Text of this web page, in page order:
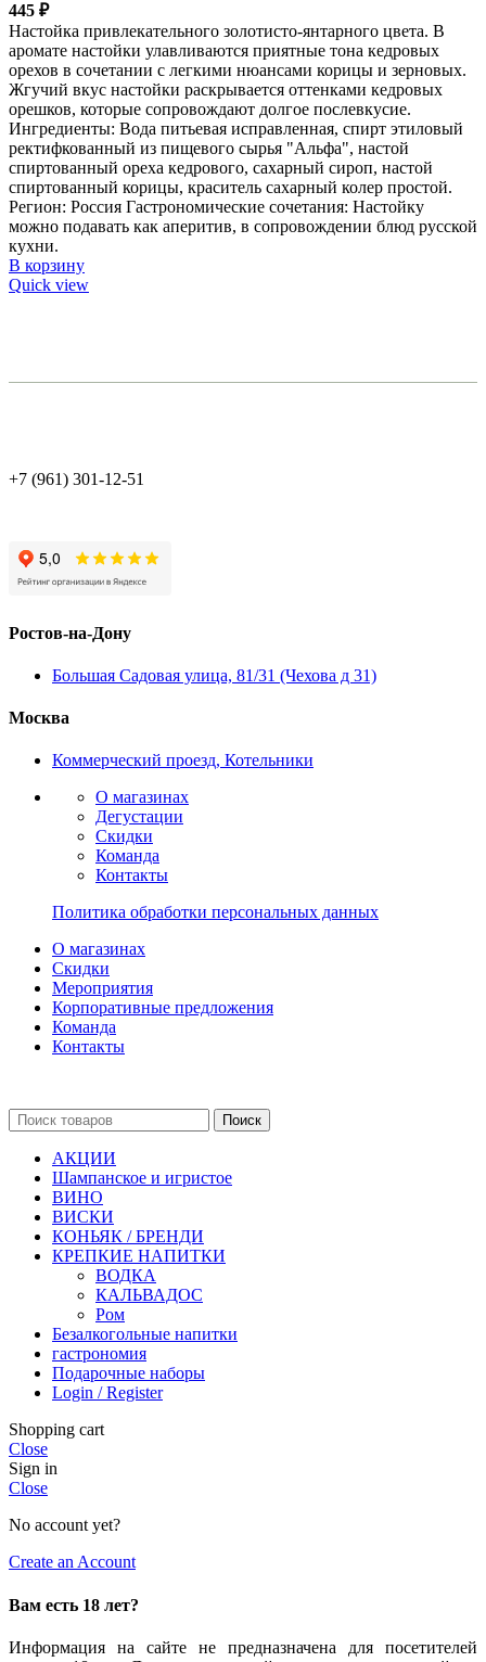
445 ₽
Настойка привлекательного золотисто-янтарного цвета. В
аромате настойки улавливаются приятные тона кедровых
орехов в сочетании с легкими нюансами корицы и зерновых.
Жгучий вкус настойки раскрывается оттенками кедровых
орешков, которые сопровождают долгое послевкусие.
Ингредиенты: Вода питьевая исправленная, спирт этиловый
ректифкованный из пищевого сырья "Альфа", настой
спиртованный ореха кедрового, сахарный сироп, настой
спиртованный корицы, краситель сахарный колер простой.
Регион: Россия Гастрономические сочетания: Настойку
можно подавать как аперитив, в сопровождении блюд русской
кухни.
В корзину
Quick view
+7 (961) 301-12-51
Ростов-на-Дону
Большая Садовая улица, 81/31 (Чехова д 31)
Москва
Коммерческий проезд, Котельники
О магазинах
Дегустации
Скидки
Команда
Контакты
Политика обработки персональных данных
О магазинах
Скидки
Мероприятия
Корпоративные предложения
Команда
Контакты
Поиск
АКЦИИ
Шампанское и игристое
ВИНО
ВИСКИ
КОНЬЯК / БРЕНДИ
КРЕПКИЕ НАПИТКИ
ВОДКА
КАЛЬВАДОС
Ром
Безалкогольные напитки
гастрономия
Подарочные наборы
Login / Register
Shopping cart
Close
Sign in
Close
No account yet?
Create an Account
Вам есть 18 лет?
Информация на сайте не предназначена для посетителей